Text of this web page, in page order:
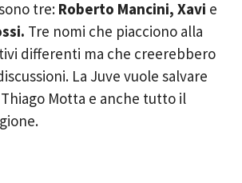
tre: Roberto Mancini, Xavi e
Tre nomi che piacciono alla
differenti ma che creerebbero
La Juve vuole salvare
Motta e anche tutto il